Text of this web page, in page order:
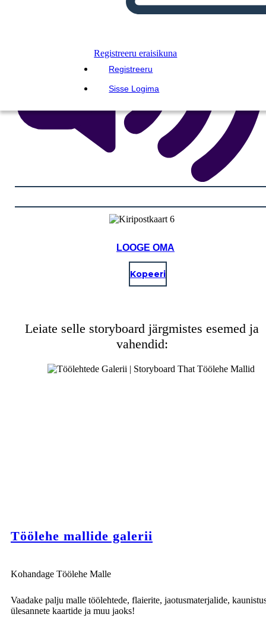
Registreeru eraisikuna
Registreeru
Sisse Logima
LOOGE OMA
Kopeeri
Leiate selle storyboard järgmistes esemed ja
vahendid:
Töölehe mallide galerii
Kohandage Töölehe Malle
Vaadake palju malle töölehtede, flaierite, jaotusmaterjalide,
ülesannete kaartide ja muu jaoks!